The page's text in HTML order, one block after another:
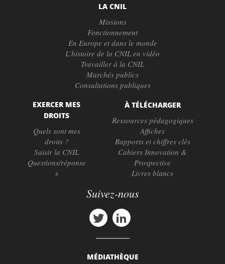
LA CNIL
Missions
Fonctionnement
En Europe et dans le monde
L’histoire de la CNIL en vidéo
Travailler à la CNIL
Marchés publics
Consultations publiques
EXERCER MES
DROITS
Quels sont mes
droits ?
Saisir la CNIL
Questions/réponse
s
À TÉLÉCHARGER
Ressources pédagogiques
Affiches
Rapports et chiffres clés
Cahiers Innovation &
Prospective
Livres blancs
Suivez-nous
MÉDIATHÈQUE